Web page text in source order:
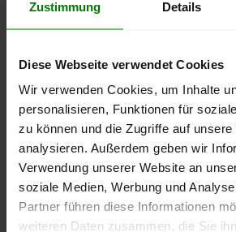
Zustimmung Details
Diese Webseite verwendet Cookies
Wir verwenden Cookies, um Inhalte
personalisieren, Funktionen für
zu können und die Zugriffe auf
analysieren. Außerdem geben wir
Verwendung unserer Website an
soziale Medien, Werbung und
Partner führen diese Informationen
weiteren Daten zusammen, die Sie
lose Ware
September
2025
Januar
2026
300 €
350 €
Die aktuelle Preisentwicklung für
können Sie jederzeit auf unserer
nachvollziehen.